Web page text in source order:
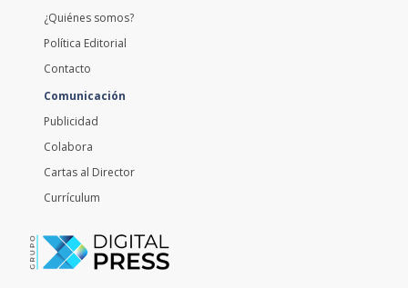
¿Quiénes somos?
Política Editorial
Contacto
Comunicación
Publicidad
Colabora
Cartas al Director
Currículum